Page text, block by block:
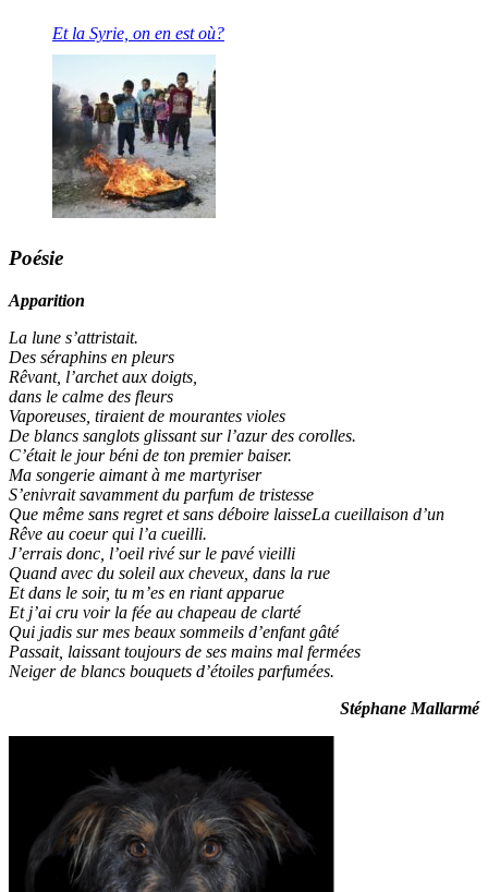
Et la Syrie, on en est où?
Poésie
Apparition
La lune s’attristait.
Des séraphins en pleurs
Rêvant, l’archet aux doigts,
dans le calme des fleurs
Vaporeuses, tiraient de mourantes violes
De blancs sanglots glissant sur l’azur des corolles.
C’était le jour béni de ton premier baiser.
Ma songerie aimant à me martyriser
S’enivrait savamment du parfum de tristesse
Que même sans regret et sans déboire laisseLa cueillaison d’un
Rêve au coeur qui l’a cueilli.
J’errais donc, l’oeil rivé sur le pavé vieilli
Quand avec du soleil aux cheveux, dans la rue
Et dans le soir, tu m’es en riant apparue
Et j’ai cru voir la fée au chapeau de clarté
Qui jadis sur mes beaux sommeils d’enfant gâté
Passait, laissant toujours de ses mains mal fermées
Neiger de blancs bouquets d’étoiles parfumées.
Stéphane Mallarmé